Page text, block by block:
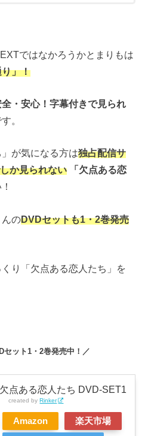
ではなかろうかとまりもは
」！
全・安心！字幕付きで見られ
。
が気になる方は独占配信サ
か見られない 「欠点ある恋
んのDVDセットも1・2巻発売
り「欠点ある恋人たち」を
セット1・2巻発売中！／
欠点ある恋人たち DVD-SET1
created byRinker
Amazon 楽天市場